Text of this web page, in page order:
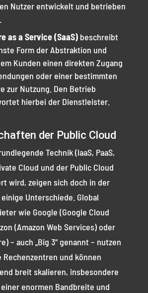
Nutzer entwickelt und betrieben
as a Service (SaaS)beschreibt
Form der Abstraktion und
Kunden einen direkten Zugang
oder einer bestimmten
zur Nutzung. Den Betrieb
hierbei der Dienstleister.
der Public Cloud
Technik (IaaS, PaaS,
Cloud und der Public Cloud
wird, zeigen sich doch in der
Unterschiede. Global
wie Google (Google Cloud
(Amazon Web Services) oder
– auch „Big 3“ genannt – nutzen
und können
breit skalieren, insbesondere
enormen Bandbreite und